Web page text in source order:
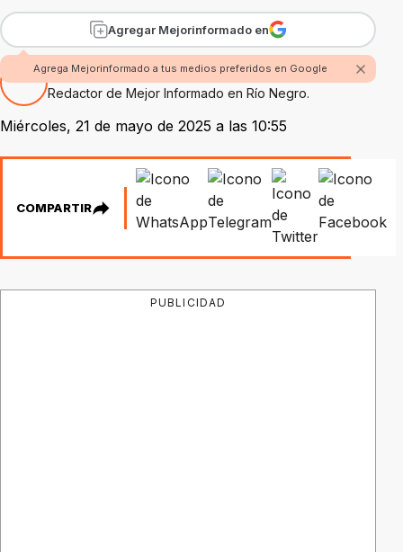
Agregar Mejorinformado en
Agrega Mejorinformado a tus medios preferidos en Google
Por Fabian Rossi
Redactor de Mejor Informado en Río Negro.
Miércoles, 21 de mayo de 2025 a las 10:55
COMPARTIR
PUBLICIDAD